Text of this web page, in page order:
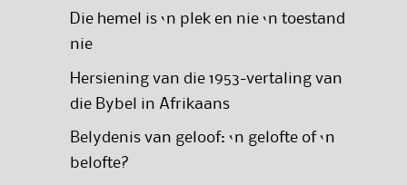
Die hemel is ‘n plek en nie ‘n toestand
nie
Hersiening van die 1953-vertaling van
die Bybel in Afrikaans
Belydenis van geloof: ‘n gelofte of ‘n
belofte?